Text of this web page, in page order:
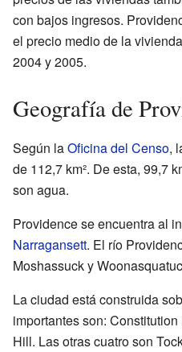
con bajos ingresos.
el precio medio de la
2004 y 2005.
Geografía de
Según laOficina del Censo,
de 112,7 km². De esta, 99,7
son agua.
Providence se encuentra al
Narragansett. El río
Moshassuck y
La ciudad está construida
importantes son:
Hill. Las otras cuatro son